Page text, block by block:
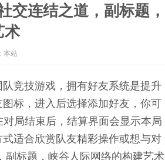
交连结之道，副标题，
术
本站
竞技游戏，拥有好友系统是提升
标，进入后选择添加好友，你可
局结束后，结算界面会显示本局
适合欣赏队友精彩操作或想与对
副标题，峡谷人际网络的构建艺术